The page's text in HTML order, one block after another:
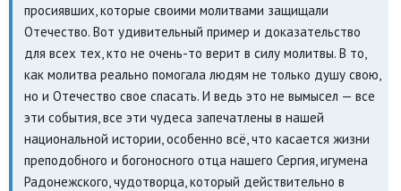
просиявших, которые своими молитвами защищали
Отечество. Вот удивительный пример и доказательство
для всех тех, кто не очень-то верит в силу молитвы. В то,
как молитва реально помогала людям не только душу свою,
но и Отечество свое спасать. И ведь это не вымысел — все
эти события, все эти чудеса запечатлены в нашей
национальной истории, особенно всё, что касается жизни
преподобного и богоносного отца нашего Сергия, игумена
Радонежского, чудотворца, который действительно в